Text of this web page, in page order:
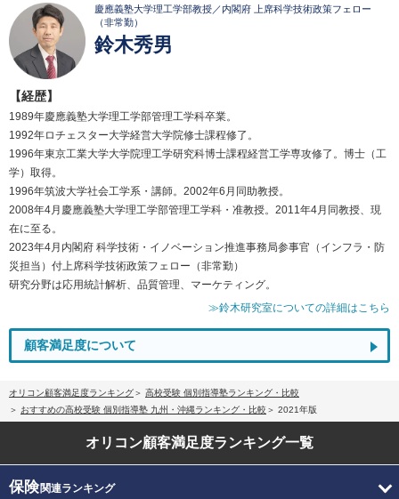
慶應義塾大学理工学部教授／内閣府 上席科学技術政策フェロー
（非常勤）
鈴木秀男
【経歴】
1989年慶應義塾大学理工学部管理工学科卒業。
1992年ロチェスター大学経営大学院修士課程修了。
1996年東京工業大学大学院理工学研究科博士課程経営工学専攻修了。博士（工
学）取得。
1996年筑波大学社会工学系・講師。2002年6月同助教授。
2008年4月慶應義塾大学理工学部管理工学科・准教授。2011年4月同教授、現
在に至る。
2023年4月内閣府 科学技術・イノベーション推進事務局参事官（インフラ・防
災担当）付上席科学技術政策フェロー（非常勤）
研究分野は応用統計解析、品質管理、マーケティング。
≫鈴木研究室についての詳細はこちら
顧客満足度について
オリコン顧客満足度ランキング
高校受験 個別指導塾ランキング・比較
おすすめの高校受験 個別指導塾 九州・沖縄ランキング・比較
2021年版
オリコン顧客満足度ランキング一覧
保険関連ランキング